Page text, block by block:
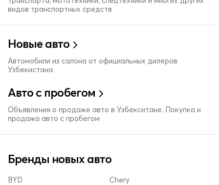
видов транспортных средств
Новые авто
Автомобили из салона от официальных дилеров
Узбекистана
Авто с пробегом
Объявления о продаже авто в Узбекситане. Покупка и
продажа авто с пробегом
Бренды новых авто
BYD Chery